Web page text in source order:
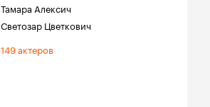
Тамара Алексич
Светозар Цветкович
149 актеров